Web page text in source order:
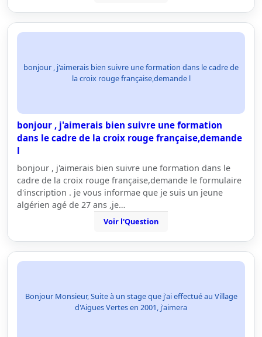
bonjour , j'aimerais bien suivre une formation dans le cadre de
la croix rouge française,demande l
bonjour , j'aimerais bien suivre une formation
dans le cadre de la croix rouge française,demande
l
bonjour , j'aimerais bien suivre une formation dans le
cadre de la croix rouge française,demande le formulaire
d'inscription . je vous informae que je suis un jeune
algérien agé de 27 ans ,je…
Voir l'Question
Bonjour Monsieur, Suite à un stage que j'ai effectué au Village
d'Aigues Vertes en 2001, j'aimera